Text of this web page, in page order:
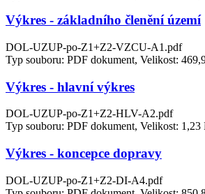
Výkres - základního členění území
DOL-UZUP-po-Z1+Z2-VZCU-A1.pdf
Typ souboru: PDF dokument, Velikost:
Výkres - hlavní výkres
DOL-UZUP-po-Z1+Z2-HLV-A2.pdf
Typ souboru: PDF dokument, Velikost: 1,23
Výkres - koncepce dopravy
DOL-UZUP-po-Z1+Z2-DI-A4.pdf